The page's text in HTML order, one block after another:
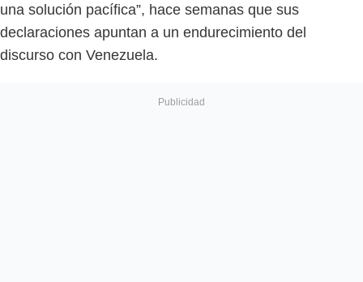
una solución pacífica”, hace semanas que sus
declaraciones apuntan a un endurecimiento del
discurso con Venezuela.